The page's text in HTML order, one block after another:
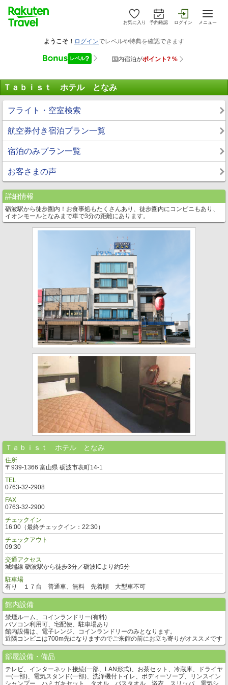
お気に入り 予約確認 ログイン メニュー
Ｔａｂｉｓｔ ホテル となみ
フライト・空室検索
航空券付き宿泊プラン一覧
宿泊のみプラン一覧
お客さまの声
詳細情報
砺波駅から徒歩圏内！お食事処もたくさんあり、徒歩圏内にコンビニもあり、
イオンモールとなみまで車で3分の距離にあります。
Ｔａｂｉｓｔ ホテル となみ
住所
〒939-1366 富山県 砺波市表町14-1
TEL
0763-32-2908
FAX
0763-32-2900
チェックイン
16:00（最終チェックイン：22:30）
チェックアウト
09:30
交通アクセス
城端線 砺波駅から徒歩3分／砺波ICより約5分
駐車場
有り １７台 普通車、無料 先着順 大型車不可
館内設備
禁煙ルーム、コインランドリー(有料)
パソコン利用可、宅配便、駐車場あり
館内設備は、電子レンジ、コインランドリーのみとなります。
近隣コンビニは700m先になりますのでご来館の前にお立ち寄りがオススメです
部屋設備・備品
テレビ、インターネット接続(一部、LAN形式)、お茶セット、冷蔵庫、ドライヤ
ー(一部)、電気スタンド(一部)、洗浄機付トイレ、ボディーソープ、リンスイン
シャンプー、ハミガキセット、タオル、バスタオル、浴衣、スリッパ、電気シ